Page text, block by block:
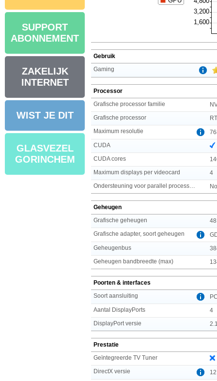
SUPPORT
ABONNEMENT
ZAKELIJK
INTERNET
WIST JE DIT
GLASVEZEL
GORINCHEM
Gebruik
Gaming
Processor
Grafische processor familie
Grafische processor
Maximum resolutie
CUDA
CUDA cores
Maximum displays per videocard
4
Geheugen
Grafische geheugen
Grafische adapter, soort geheugen
Geheugenbus
Geheugen bandbreedte (max)
Poorten & interfaces
Soort aansluiting
Aantal DisplayPorts
4
DisplayPort versie
Prestatie
Geïntegreerde TV Tuner
DirectX versie
12